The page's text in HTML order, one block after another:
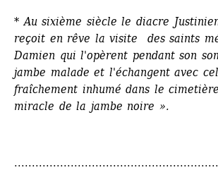
* Au sixième siècle le diacre
reçoit en rêve la visite des saints
Damien qui l'opèrent pendant son
jambe malade et l'échangent avec
fraîchement inhumé dans le
miracle de la jambe noire ».